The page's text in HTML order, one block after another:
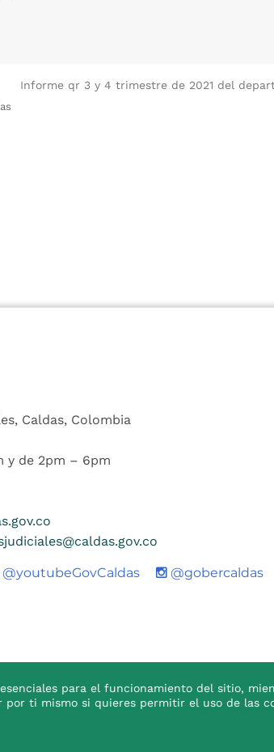
Informe qr 3 y 4 trimestre de 2021 del
Caldas, Colombia
y de 2pm – 6pm
@youtubeGovCaldas @gobercaldas
para el funcionamiento del sitio,
ti mismo si quieres permitir el uso de las